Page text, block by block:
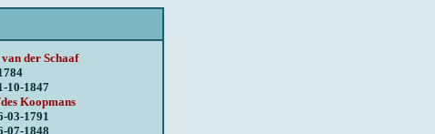
der Schaaf
10-1847
Koopmans
03-1791
07-1848